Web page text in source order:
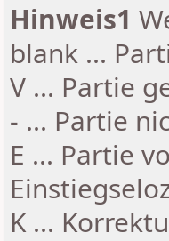
Hinweis1
blank ...
V ... Partie
- ... Partie
E ... Partie
K ...